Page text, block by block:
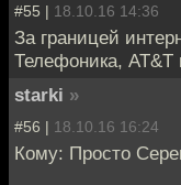
#55 | 18.10.16 14:36
За границей
Телефоника, АТ&Т
starki »
#56 | 18.10.16 16:24
Кому: Просто